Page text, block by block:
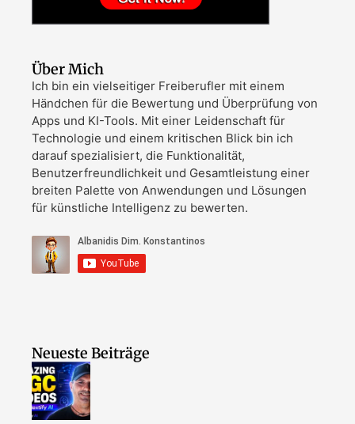
Über Mich
Ich bin ein vielseitiger Freiberufler mit einem
Händchen für die Bewertung und Überprüfung von
Apps und KI-Tools. Mit einer Leidenschaft für
Technologie und einem kritischen Blick bin ich
darauf spezialisiert, die Funktionalität,
Benutzerfreundlichkeit und Gesamtleistung einer
breiten Palette von Anwendungen und Lösungen
für künstliche Intelligenz zu bewerten.
Neueste Beiträge